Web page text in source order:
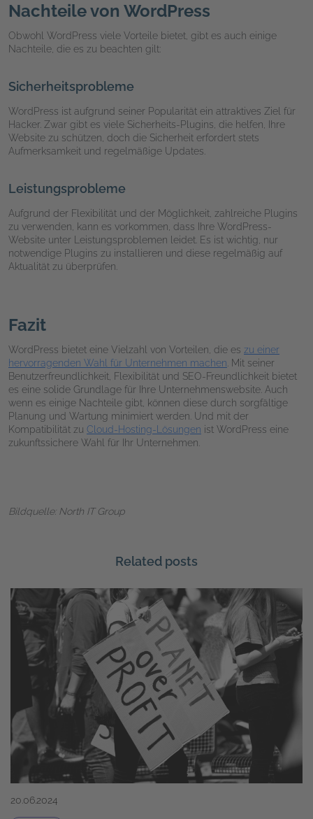
Nachteile von WordPress
Obwohl WordPress viele Vorteile bietet, gibt es auch einige
Nachteile, die es zu beachten gilt:
Sicherheitsprobleme
WordPress ist aufgrund seiner Popularität ein attraktives Ziel für
Hacker. Zwar gibt es viele Sicherheits-Plugins, die helfen, Ihre
Website zu schützen, doch die Sicherheit erfordert stets
Aufmerksamkeit und regelmäßige Updates.
Leistungsprobleme
Aufgrund der Flexibilität und der Möglichkeit, zahlreiche Plugins
zu verwenden, kann es vorkommen, dass Ihre WordPress-
Website unter Leistungsproblemen leidet. Es ist wichtig, nur
notwendige Plugins zu installieren und diese regelmäßig auf
Aktualität zu überprüfen.
Fazit
WordPress bietet eine Vielzahl von Vorteilen, die es zu einer
hervorragenden Wahl für Unternehmen machen . Mit seiner
Benutzerfreundlichkeit, Flexibilität und SEO-Freundlichkeit bietet
es eine solide Grundlage für Ihre Unternehmenswebsite. Auch
wenn es einige Nachteile gibt, können diese durch sorgfältige
Planung und Wartung minimiert werden. Und mit der
Kompatibilität zu Cloud-Hosting-Lösungen ist WordPress eine
zukunftssichere Wahl für Ihr Unternehmen.
Bildquelle: North IT Group
Related posts
20.06.2024